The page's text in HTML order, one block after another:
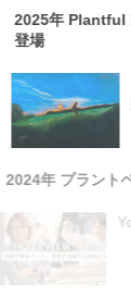
2025年 Plantful
登場
2024年 プラン